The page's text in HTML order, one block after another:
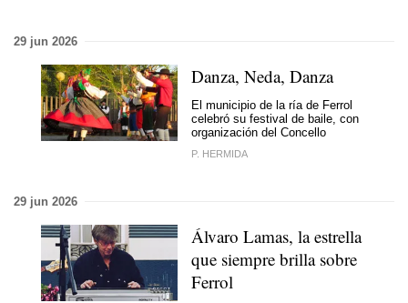
29 jun 2026
Danza, Neda, Danza
El municipio de la ría de Ferrol
celebró su festival de baile, con
organización del Concello
P. HERMIDA
29 jun 2026
Álvaro Lamas, la estrella
que siempre brilla sobre
Ferrol